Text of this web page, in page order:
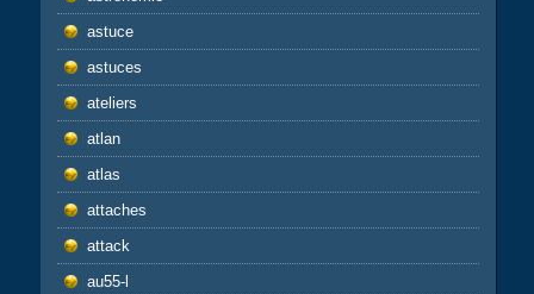
astuce
astuces
ateliers
atlan
atlas
attaches
attack
au55-l